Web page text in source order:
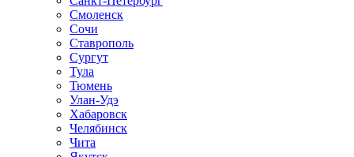
Смоленск
Сочи
Ставрополь
Сургут
Тула
Тюмень
Улан-Удэ
Хабаровск
Челябинск
Чита